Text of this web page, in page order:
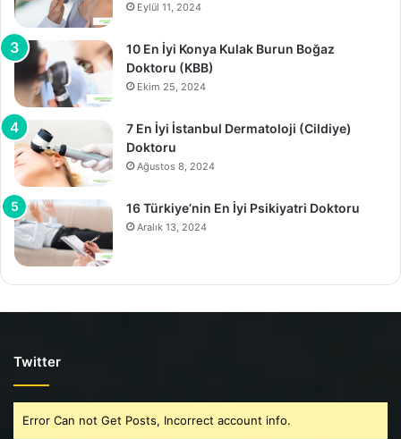
Eylül 11, 2024
10 En İyi Konya Kulak Burun Boğaz
Doktoru (KBB)
Ekim 25, 2024
7 En İyi İstanbul Dermatoloji (Cildiye)
Doktoru
Ağustos 8, 2024
16 Türkiye’nin En İyi Psikiyatri Doktoru
Aralık 13, 2024
Twitter
Error Can not Get Posts, Incorrect account info.